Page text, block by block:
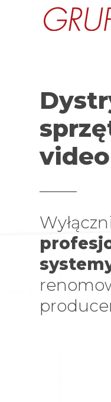
video